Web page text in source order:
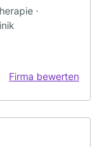
·
Firma bewerten